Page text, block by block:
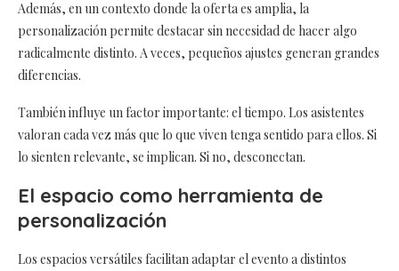
Además, en un contexto donde la oferta es amplia, la
personalización permite destacar sin necesidad de hacer algo
radicalmente distinto. A veces, pequeños ajustes generan grandes
diferencias.
También influye un factor importante: el tiempo. Los asistentes
valoran cada vez más que lo que viven tenga sentido para ellos. Si
lo sienten relevante, se implican. Si no, desconectan.
El espacio como herramienta de
personalización
Los espacios versátiles facilitan adaptar el evento a distintos